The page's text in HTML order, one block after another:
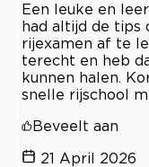
Een leuke en
had altijd de tips
rijexamen af te
terecht en heb
kunnen halen.
snelle rijschool
Beveelt aan
21 April 2026